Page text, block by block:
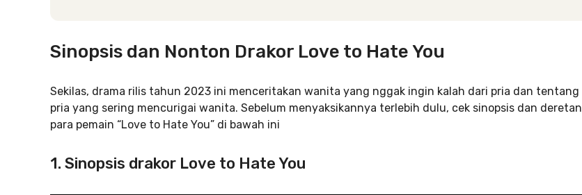
Sinopsis dan Nonton Drakor Love to Hate You
Sekilas, drama rilis tahun 2023 ini menceritakan wanita yang nggak ingin kalah dari pria dan tentang
pria yang sering mencurigai wanita. Sebelum menyaksikannya terlebih dulu, cek sinopsis dan deretan
para pemain “Love to Hate You” di bawah ini
1. Sinopsis drakor Love to Hate You